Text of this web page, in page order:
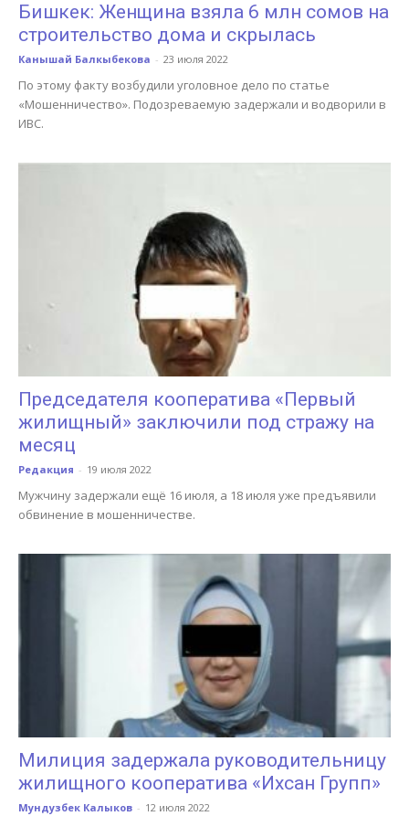
Бишкек: Женщина взяла 6 млн сомов на
строительство дома и скрылась
Канышай Балкыбекова - 23 июля 2022
По этому факту возбудили уголовное дело по статье
«Мошенничество». Подозреваемую задержали и водворили в
ИВС.
Председателя кооператива «Первый
жилищный» заключили под стражу на
месяц
Редакция - 19 июля 2022
Мужчину задержали ещё 16 июля, а 18 июля уже предъявили
обвинение в мошенничестве.
Милиция задержала руководительницу
жилищного кооператива «Ихсан Групп»
Мундузбек Калыков - 12 июля 2022